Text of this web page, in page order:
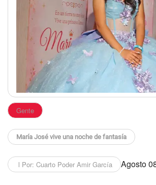
Gente
María José vive una noche de fantasía
l Por: Cuarto Poder Amir García Agosto